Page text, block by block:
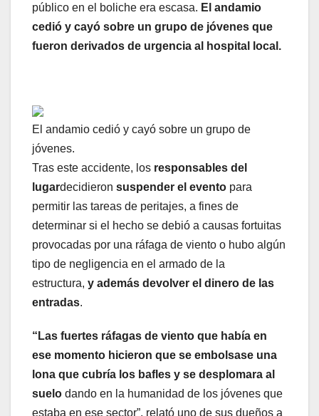
público en el boliche era escasa. El andamio
cedió y cayó sobre un grupo de jóvenes que
fueron derivados de urgencia al hospital local.
El andamio cedió y cayó sobre un grupo de
jóvenes.
Tras este accidente, los responsables del
lugardecidieron suspender el evento para
permitir las tareas de peritajes, a fines de
determinar si el hecho se debió a causas fortuitas
provocadas por una ráfaga de viento o hubo algún
tipo de negligencia en el armado de la
estructura, y además devolver el dinero de las
entradas.
“Las fuertes ráfagas de viento que había en
ese momento hicieron que se embolsase una
lona que cubría los bafles y se desplomara al
suelo dando en la humanidad de los jóvenes que
estaba en ese sector”, relató uno de sus dueños a